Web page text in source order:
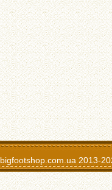
bigfootshop.com.ua 2013-